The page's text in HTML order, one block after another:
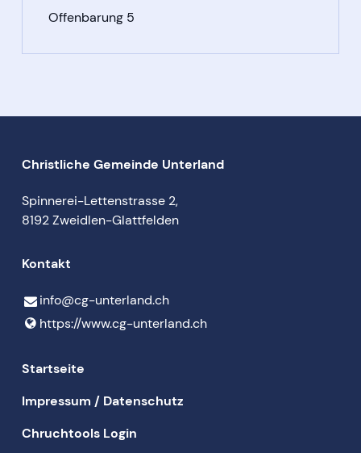
Offenbarung 5
Christliche Gemeinde Unterland
Spinnerei-Lettenstrasse 2,
8192 Zweidlen-Glattfelden
Kontakt
info@​cg-unterland.​ch
https://www.​cg-unterland.​ch
Startseite
Impressum / Datenschutz
Chruchtools Login